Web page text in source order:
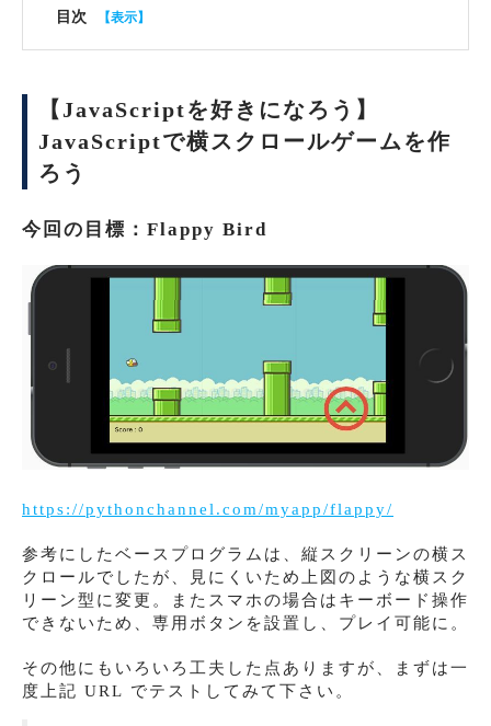
目次
【JavaScriptを好きになろう】
JavaScriptで横スクロールゲームを作
ろう
今回の目標：Flappy Bird
https://pythonchannel.com/myapp/flappy/
参考にしたベースプログラムは、縦スクリーンの横ス
クロールでしたが、見にくいため上図のような横スク
リーン型に変更。またスマホの場合はキーボード操作
できないため、専用ボタンを設置し、プレイ可能に。
その他にもいろいろ工夫した点ありますが、まずは一
度上記 URL でテストしてみて下さい。